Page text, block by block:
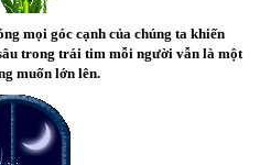
mọi góc cạnh của chúng ta khiến
trong trái tim mỗi người vẫn là một
muốn lớn lên.